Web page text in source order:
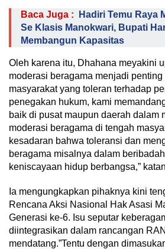
Baca Juga :
Hadiri Temu Raya
Se Klasis Manokwari, Bupati
Membangun Kapasitas
Oleh karena itu, Dhahana meyakini
moderasi beragama menjadi
masyarakat yang toleran terhadap
penegakan hukum, kami
baik di pusat maupun daerah dalam
moderasi beragama di tengah
kesadaran bahwa toleransi dan
beragama misalnya dalam
keniscayaan hidup berbangsa,”
Ia mengungkapkan pihaknya kini
Rencana Aksi Nasional Hak Asasi
Generasi ke-6. Isu seputar
diintegrasikan dalam rancangan
mendatang.”Tentu dengan